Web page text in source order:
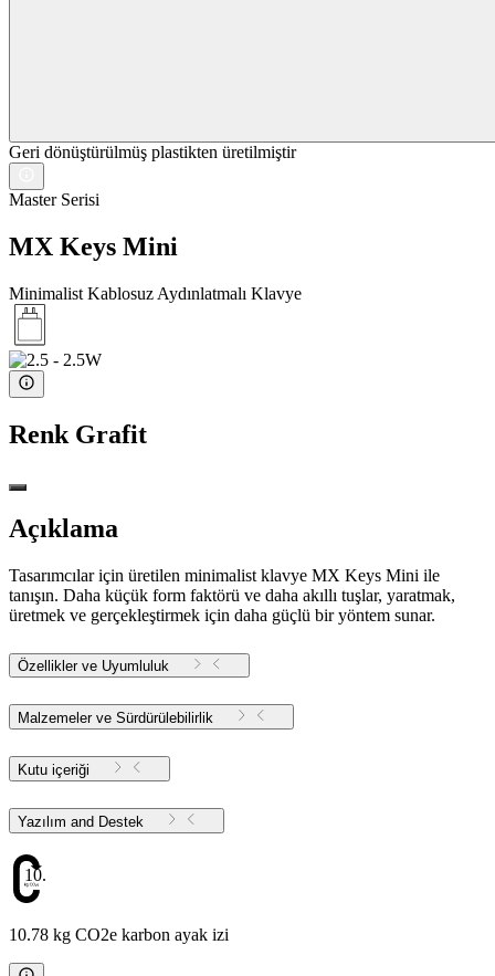
Geri dönüştürülmüş plastikten üretilmiştir
Master Serisi
MX Keys Mini
Minimalist Kablosuz Aydınlatmalı Klavye
Renk Grafit
Açıklama
Tasarımcılar için üretilen minimalist klavye MX Keys Mini ile
tanışın. Daha küçük form faktörü ve daha akıllı tuşlar, yaratmak,
üretmek ve gerçekleştirmek için daha güçlü bir yöntem sunar.
Özellikler ve Uyumluluk
Malzemeler ve Sürdürülebilirlik
Kutu içeriği
Yazılım and Destek
10.78
10.78 kg CO2e karbon ayak izi